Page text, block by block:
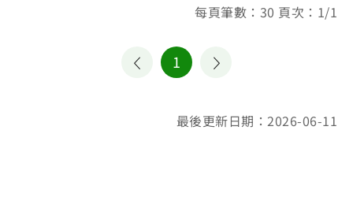
每頁筆數：30 頁次：1/1
1
最後更新日期：2026-06-11